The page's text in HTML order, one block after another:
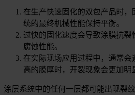
在生产快速固化的双包产品时，
统的最终机械性能保持平衡。
过快的固化速度会导致涂膜抗裂
腐蚀性能。
在实际现场应用过程中，通常会
高的膜厚时，开裂现象会更加明
涂层系统中的任何一层都可能出现裂